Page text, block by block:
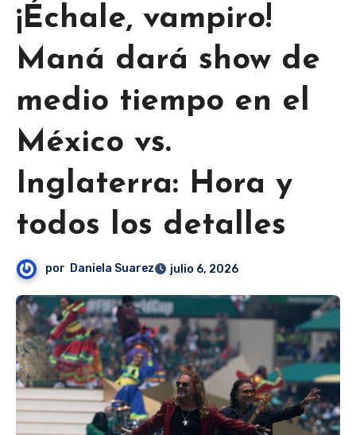
¡Échale, vampiro!
Maná dará show de
medio tiempo en el
México vs.
Inglaterra: Hora y
todos los detalles
por Daniela Suarez julio 6, 2026